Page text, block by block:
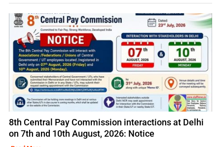
8th Central Pay Commission interactions at Delhi
on 7th and 10th August, 2026: Notice